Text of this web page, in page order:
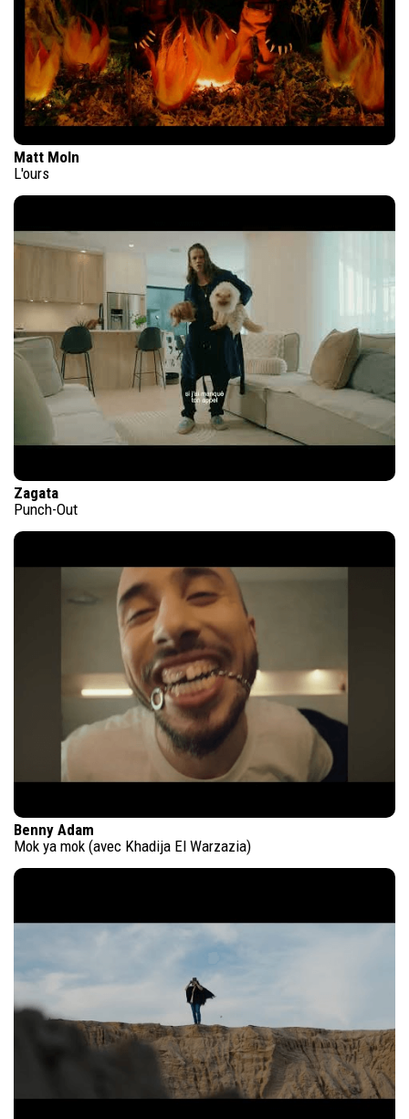
Matt Moln
L'ours
Zagata
Punch-Out
Benny Adam
Mok ya mok (avec Khadija El Warzazia)